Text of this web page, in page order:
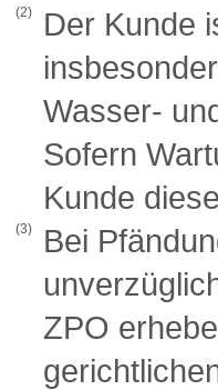
(2)
Der Kunde
Wasser-
Sofern
Kunde
(3)
Bei
ZPO